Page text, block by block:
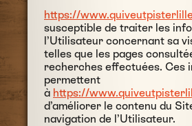
https://
susceptible de traiter les
l’Utilisateur concernant sa
telles que les pages
recherches effectuées. Ces
permettent
à https://
d’améliorer le contenu du
navigation de l’Utilisateur.